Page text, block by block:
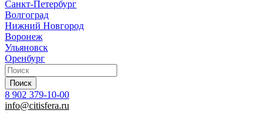
Санкт-Петербург
Волгоград
Нижний Новгород
Воронеж
Ульяновск
Оренбург
Поиск
8 902 379-10-00
info@citisfera.ru